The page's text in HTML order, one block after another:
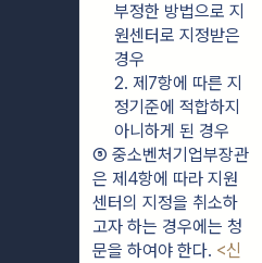
부정한 방법으로 지
원센터로 지정받은
경우
2. 제7항에 따른 지
정기준에 적합하지
아니하게 된 경우
⑤ 중소벤처기업부장관
은 제4항에 따라 지원
센터의 지정을 취소하
고자 하는 경우에는 청
문을 하여야 한다. <신